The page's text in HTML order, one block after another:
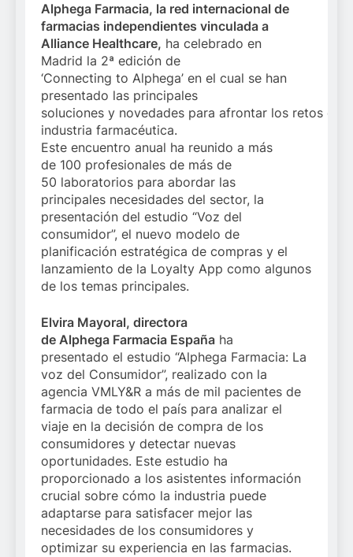
Alphega Farmacia, la red internacional de
farmacias independientes vinculada a
Alliance Healthcare, ha celebrado en
Madrid la 2ª edición de
‘Connecting to Alphega’ en el cual se han
presentado las principales
soluciones y novedades para afrontar los retos de
industria farmacéutica.
Este encuentro anual ha reunido a más
de 100 profesionales de más de
50 laboratorios para abordar las
principales necesidades del sector, la
presentación del estudio “Voz del
consumidor”, el nuevo modelo de
planificación estratégica de compras y el
lanzamiento de la Loyalty App como algunos
de los temas principales.
Elvira Mayoral, directora
de Alphega Farmacia España ha
presentado el estudio “Alphega Farmacia: La
voz del Consumidor”, realizado con la
agencia VMLY&R a más de mil pacientes de
farmacia de todo el país para analizar el
viaje en la decisión de compra de los
consumidores y detectar nuevas
oportunidades. Este estudio ha
proporcionado a los asistentes información
crucial sobre cómo la industria puede
adaptarse para satisfacer mejor las
necesidades de los consumidores y
optimizar su experiencia en las farmacias.